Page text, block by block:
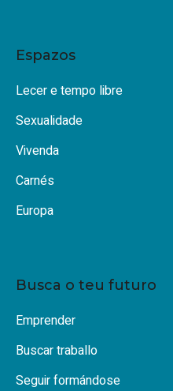
Espazos
Lecer e tempo libre
Sexualidade
Vivenda
Carnés
Europa
Busca o teu futuro
Emprender
Buscar traballo
Seguir formándose